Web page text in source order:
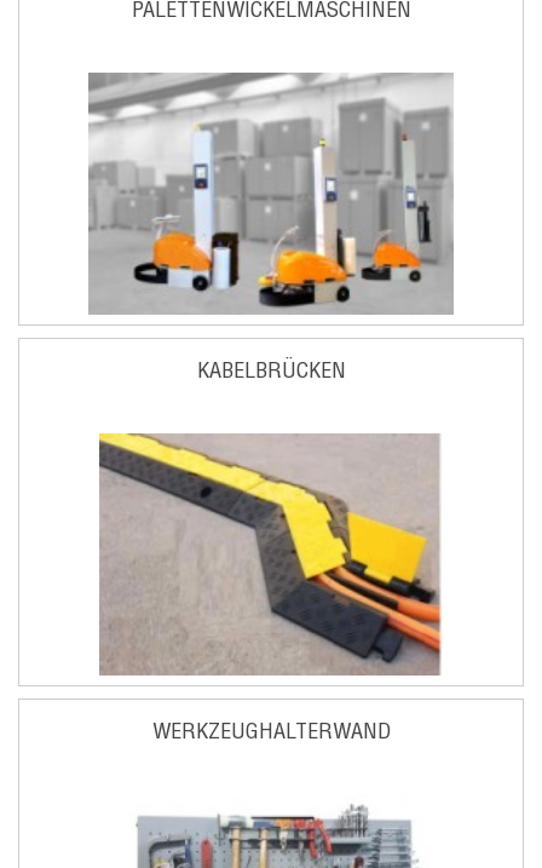
PALETTENWICKELMASCHINEN
KABELBRÜCKEN
WERKZEUGHALTERWAND